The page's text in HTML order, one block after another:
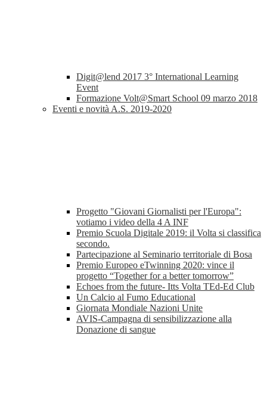
Digit@lend 2017 3° International Learning
Event
Formazione Volt@Smart School 09 marzo 2018
Eventi e novità A.S. 2019-2020
Progetto "Giovani Giornalisti per l'Europa":
votiamo i video della 4 A INF
Premio Scuola Digitale 2019: il Volta si classifica
secondo.
Partecipazione al Seminario territoriale di Bosa
Premio Europeo eTwinning 2020: vince il
progetto “Together for a better tomorrow”
Echoes from the future- Itts Volta TEd-Ed Club
Un Calcio al Fumo Educational
Giornata Mondiale Nazioni Unite
AVIS-Campagna di sensibilizzazione alla
Donazione di sangue